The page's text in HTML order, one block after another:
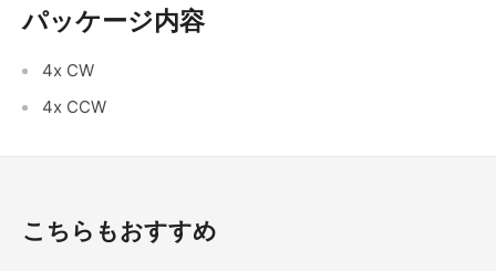
パッケージ内容
4x CW
4x CCW
こちらもおすすめ